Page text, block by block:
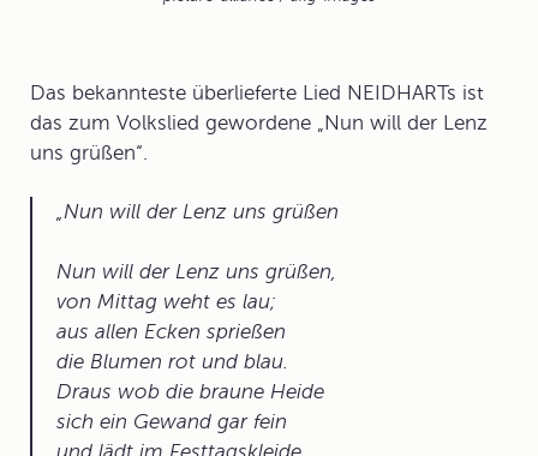
Das bekannteste überlieferte Lied NEIDHARTs ist
das zum Volkslied gewordene „Nun will der Lenz
uns grüßen“.
Nun will der Lenz uns grüßen
Nun will der Lenz uns grüßen,
von Mittag weht es lau;
aus allen Ecken sprießen
die Blumen rot und blau.
Draus wob die braune Heide
sich ein Gewand gar fein